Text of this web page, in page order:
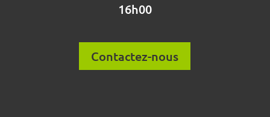
16h00
Contactez-nous